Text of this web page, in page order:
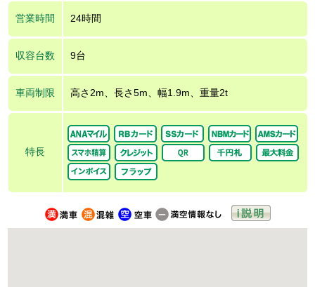
営業時間 24時間
収容台数 9台
車両制限 高さ2m、長さ5m、幅1.9m、重量2t
特長